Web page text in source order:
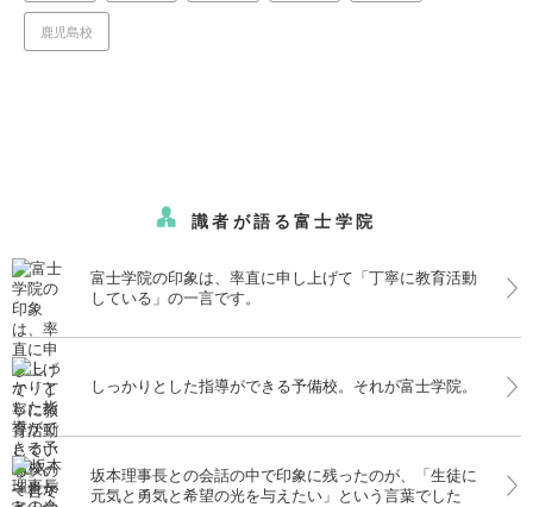
鹿児島校
識者が語る富士学院
富士学院の印象は、率直に申し上げて「丁寧に教育活動
している」の一言です。
しっかりとした指導ができる予備校。それが富士学院。
坂本理事長との会話の中で印象に残ったのが、「生徒に
元気と勇気と希望の光を与えたい」という言葉でした